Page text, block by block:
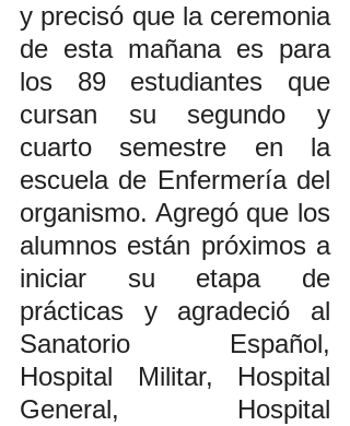
y precisó que la ceremonia
de esta mañana es para
los 89 estudiantes que
cursan su segundo y
cuarto semestre en la
escuela de Enfermería del
organismo. Agregó que los
alumnos están próximos a
iniciar su etapa de
prácticas y agradeció al
Sanatorio Español,
Hospital Militar, Hospital
General, Hospital